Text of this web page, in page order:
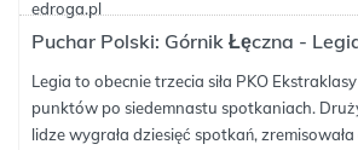
Puchar Polski: Górnik Łęczna -
Legia to obecnie trzecia siła PKO
punktów po siedemnastu spotkaniach.
lidze wygrała dziesięć spotkań,